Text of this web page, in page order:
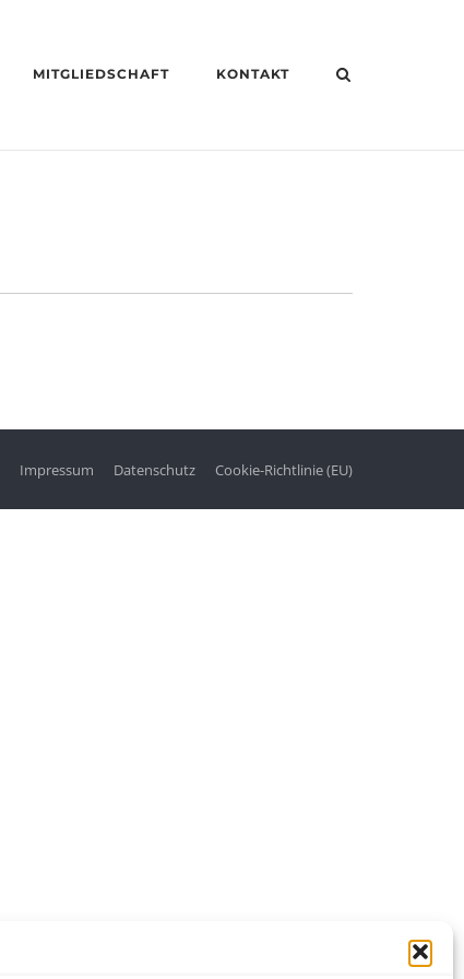
MITGLIEDSCHAFT KONTAKT
Impressum Datenschutz Cookie-Richtlinie (EU)